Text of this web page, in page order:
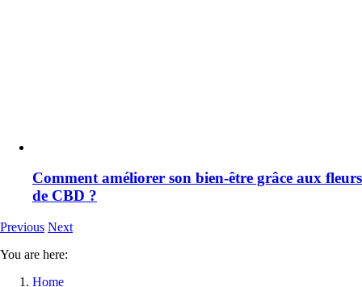
Comment améliorer son bien-être grâce aux fleurs
de CBD ?
Previous Next
You are here:
Home